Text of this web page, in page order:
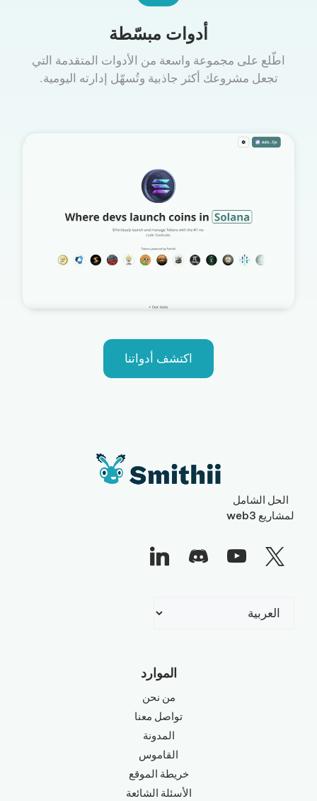
أدوات مبسّطة
اطّلع على مجموعة واسعة من الأدوات المتقدمة التي
تجعل مشروعك أكثر جاذبية وتُسهّل إدارته اليومية.
اكتشف أدواتنا
الحل الشامل
لمشاريع web3
اختر
الموارد
من نحن
تواصل معنا
المدونة
القاموس
خريطة الموقع
الأسئلة الشائعة